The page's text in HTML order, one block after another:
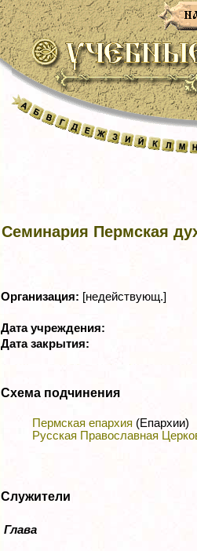
Семинария Пермская
Организация: [недействующ.]
Дата учреждения:
Дата закрытия:
Схема подчинения
Пермская епархия (Епархии)
Русская Православная
Служители
Глава